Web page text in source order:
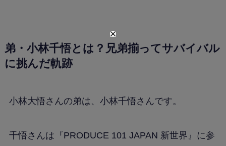
弟・小林千悟とは？兄弟揃ってサバイバル
に挑んだ軌跡
小林大悟さんの弟は、小林千悟さんです。
千悟さんは『PRODUCE 101 JAPAN 新世界』に参